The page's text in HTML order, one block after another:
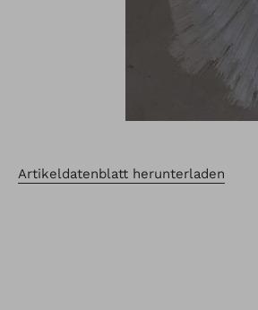
Artikeldatenblatt herunterladen